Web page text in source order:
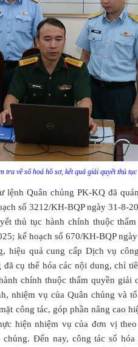
tra về số hoá hồ sơ, kết quả giải quyết thủ
lệnh Quân chủng PK-KQ đã
số 3212/KH-BQP ngày 31-8-
thủ tục hành chính thuộc
kế hoạch số 670/KH-BQP
hiệu quả cung cấp Dịch vụ
cụ thể hóa các nội dung, chỉ
chính thuộc thẩm quyền giải
nhiệm vụ của Quân chủng và
công tác, góp phần nâng cao
hiện nhiệm vụ của đơn vị
Đến nay, công tác số